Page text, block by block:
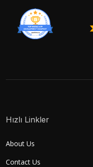
Hızlı Linkler
About Us
Contact Us